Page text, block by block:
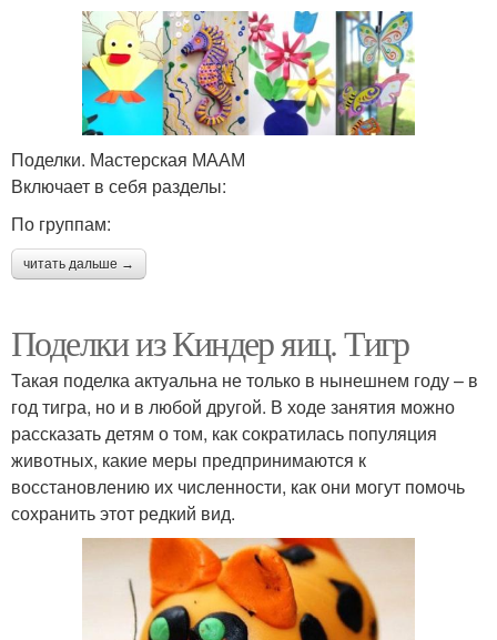
Поделки. Мастерская МААМ
Включает в себя разделы:
По группам:
читать дальше →
Поделки из Киндер яиц. Тигр
Такая поделка актуальна не только в нынешнем году – в
год тигра, но и в любой другой. В ходе занятия можно
рассказать детям о том, как сократилась популяция
животных, какие меры предпринимаются к
восстановлению их численности, как они могут помочь
сохранить этот редкий вид.